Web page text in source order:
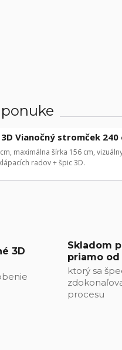
Vianočný stromček 240
maximálna šírka 156 cm,
radov + špic 3D.
3D
Skladom
priamo
ktorý sa
procesu